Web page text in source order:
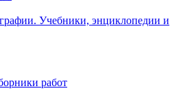
Учебники, энциклопедии и
работ